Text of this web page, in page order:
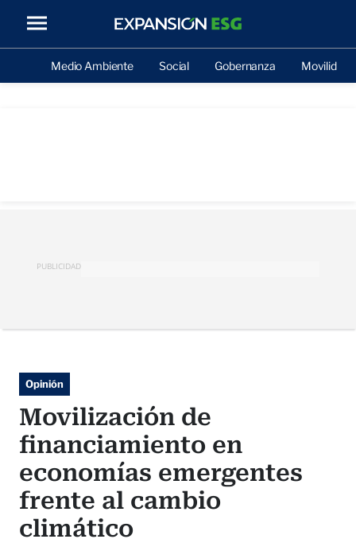
Medio Ambiente Social Gobernanza Movilidad
PUBLICIDAD
Opinión
Movilización de
financiamiento en
economías emergentes
frente al cambio
climático